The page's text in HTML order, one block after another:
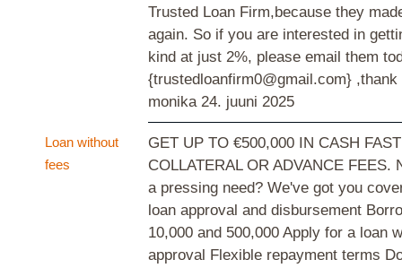
Trusted Loan Firm,because they
again. So if you are interested in
kind at just 2%, please email them
{trustedloanfirm0@gmail.com}
monika 24. juuni 2025
Loan without
fees
GET UP TO €500,000 IN CASH
COLLATERAL OR ADVANCE FEES.
a pressing need? We've got you
loan approval and disbursement
10,000 and 500,000 Apply for a loan
approval Flexible repayment terms